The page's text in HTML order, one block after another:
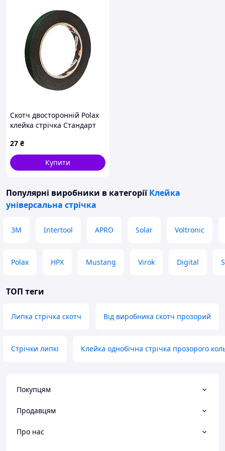
Скотч двосторонній Polax
клейка стрічка Стандарт
5 м (101-031)
27 ₴
Купити
Популярні виробники в категорії Клейка
універсальна стрічка
3М Intertool APRO Solar Voltronic
Polax HPX Mustang Virok Digital
ТОП теги
Липка стрічка скотч Від виробника скотч прозорий
Стрічки липкі Клейка однобічна стрічка прозорого
Покупцям
Продавцям
Про нас